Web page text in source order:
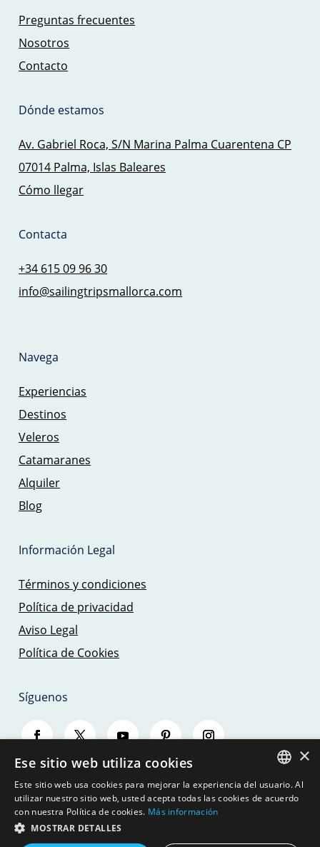
Preguntas frecuentes
Nosotros
Contacto
Dónde estamos
Av. Gabriel Roca, S/N Marina Palma Cuarentena CP
07014 Palma, Islas Baleares
Cómo llegar
Contacta
+34 615 09 96 30
info@sailingtripsmallorca.com
Navega
Experiencias
Destinos
Veleros
Catamaranes
Alquiler
Blog
Información Legal
Términos y condiciones
Política de privacidad
Aviso Legal
Política de Cookies
Síguenos
© 2026 - SAILING TRIPS MALLORCA - JBJ
SPANISH
×
Ese sitio web utiliza cookies
Este sitio web usa cookies para mejorar la experiencia del usuario. Al
utilizar nuestro sitio web, usted acepta todas las cookies de acuerdo
con nuestra Política de cookies. Más información
MOSTRAR DETALLES